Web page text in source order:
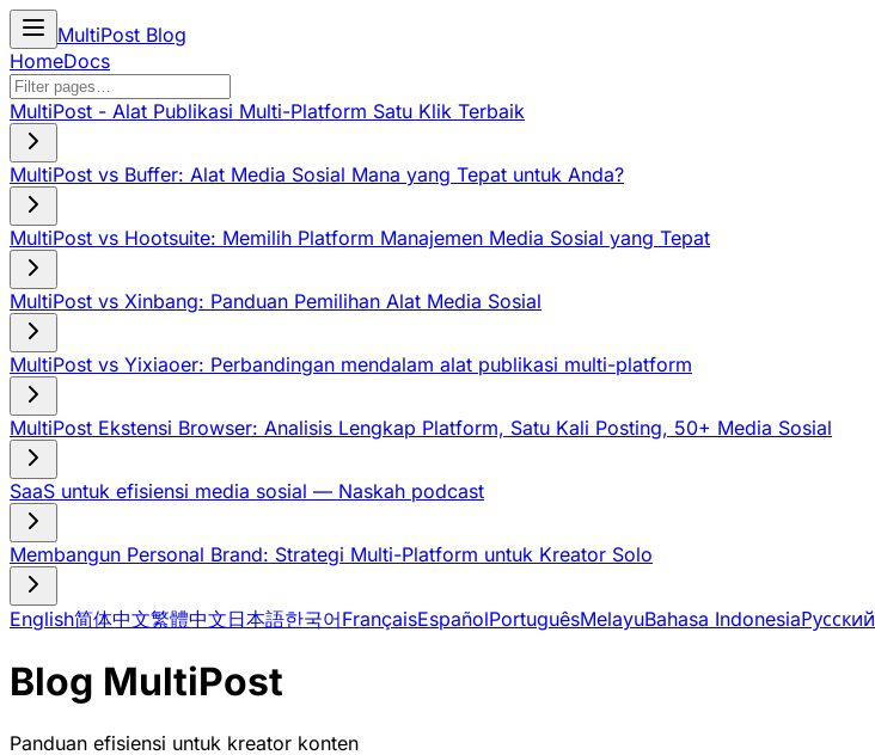
MultiPost Blog
HomeDocs
MultiPost - Alat Publikasi Multi-Platform Satu Klik Terbaik
MultiPost vs Buffer: Alat Media Sosial Mana yang Tepat untuk Anda?
MultiPost vs Hootsuite: Memilih Platform Manajemen Media Sosial yang Tepat
MultiPost vs Xinbang: Panduan Pemilihan Alat Media Sosial
MultiPost vs Yixiaoer: Perbandingan mendalam alat publikasi multi-platform
MultiPost Ekstensi Browser: Analisis Lengkap Platform, Satu Kali Posting, 50+ Media Sosial
SaaS untuk efisiensi media sosial — Naskah podcast
Membangun Personal Brand: Strategi Multi-Platform untuk Kreator Solo
English简体中文繁體中文日本語한국어FrançaisEspañolPortuguêsMelayuBahasa IndonesiaРусский
Blog MultiPost
Panduan efisiensi untuk kreator konten